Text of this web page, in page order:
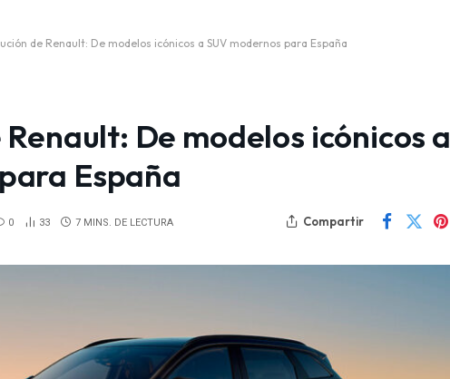
de Renault: De modelos icónicos a SUV modernos para España
De modelos icónicos a
España
0 33 7 MINS. DE LECTURA Compartir